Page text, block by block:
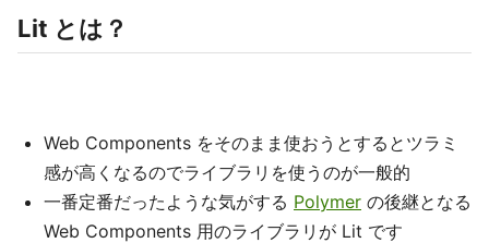
Lit とは？
Web Components をそのまま使おうとするとツラミ
感が高くなるのでライブラリを使うのが一般的
一番定番だったような気がする Polymer の後継となる
Web Components 用のライブラリが Lit です